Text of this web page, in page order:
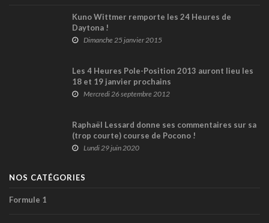
Kuno Wittmer remporte les 24 Heures de
Daytona !
Dimanche 25 janvier 2015
Les 4 Heures Pole-Position 2013 auront lieu les
18 et 19 janvier prochains
Mercredi 26 septembre 2012
Raphaël Lessard donne ses commentaires sur sa
(trop courte) course de Pocono !
Lundi 29 juin 2020
NOS CATÉGORIES
Formule 1